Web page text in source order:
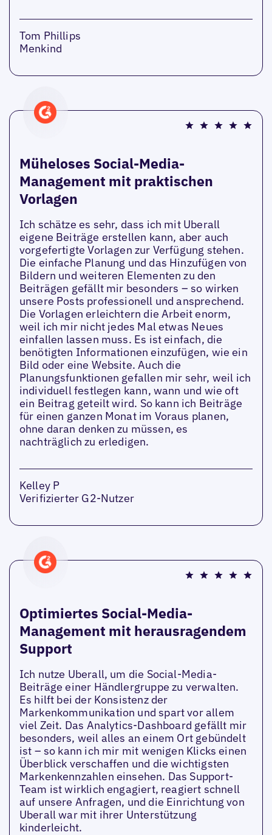
Tom Phillips
Menkind
Müheloses Social-Media-
Management mit praktischen
Vorlagen
Ich schätze es sehr, dass ich mit Uberall
eigene Beiträge erstellen kann, aber auch
vorgefertigte Vorlagen zur Verfügung stehen.
Die einfache Planung und das Hinzufügen von
Bildern und weiteren Elementen zu den
Beiträgen gefällt mir besonders – so wirken
unsere Posts professionell und ansprechend.
Die Vorlagen erleichtern die Arbeit enorm,
weil ich mir nicht jedes Mal etwas Neues
einfallen lassen muss. Es ist einfach, die
benötigten Informationen einzufügen, wie ein
Bild oder eine Website. Auch die
Planungsfunktionen gefallen mir sehr, weil ich
individuell festlegen kann, wann und wie oft
ein Beitrag geteilt wird. So kann ich Beiträge
für einen ganzen Monat im Voraus planen,
ohne daran denken zu müssen, es
nachträglich zu erledigen.
Kelley P
Verifizierter G2-Nutzer
Optimiertes Social-Media-
Management mit herausragendem
Support
Ich nutze Uberall, um die Social-Media-
Beiträge einer Händlergruppe zu verwalten.
Es hilft bei der Konsistenz der
Markenkommunikation und spart vor allem
viel Zeit. Das Analytics-Dashboard gefällt mir
besonders, weil alles an einem Ort gebündelt
ist – so kann ich mir mit wenigen Klicks einen
Überblick verschaffen und die wichtigsten
Markenkennzahlen einsehen. Das Support-
Team ist wirklich engagiert, reagiert schnell
auf unsere Anfragen, und die Einrichtung von
Uberall war mit ihrer Unterstützung
kinderleicht.